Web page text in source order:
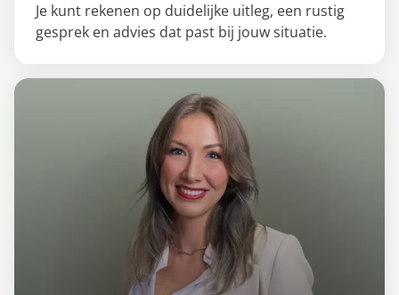
Je kunt rekenen op duidelijke uitleg, een rustig
gesprek en advies dat past bij jouw situatie.